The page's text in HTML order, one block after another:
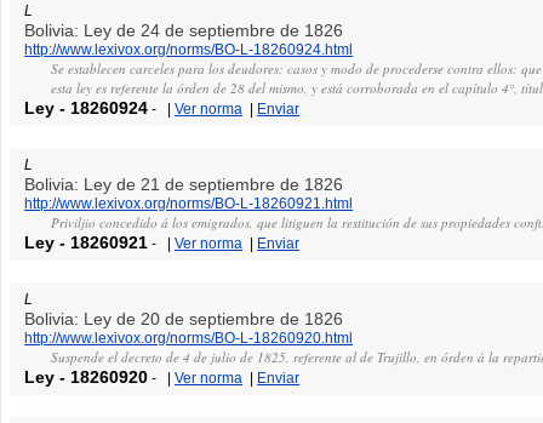
L
Bolivia: Ley de 24 de septiembre de 1826
http://www.lexivox.org/norms/BO-L-18260924.html
Se establecen carceles para los deudores: casos y modo de procederse contra ellos:
esta ley es referente la órden de 28 del mismo, y está corroborada en el capítulo 4°,
Ley - 18260924 - |Ver norma | Enviar
L
Bolivia: Ley de 21 de septiembre de 1826
http://www.lexivox.org/norms/BO-L-18260921.html
Priviljio concedido á los emigrados, que litiguen la restitución de sus propiedades
Ley - 18260921 - |Ver norma | Enviar
L
Bolivia: Ley de 20 de septiembre de 1826
http://www.lexivox.org/norms/BO-L-18260920.html
Suspende el decreto de 4 de julio de 1825, referente al de Trujillo, en órden á la
Ley - 18260920 - |Ver norma | Enviar